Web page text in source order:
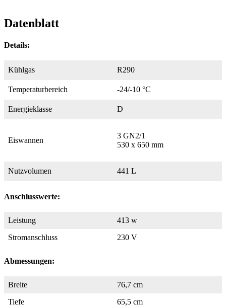
Datenblatt
Details:
Kühlgas R290
Temperaturbereich -24/-10 °C
Energieklasse D
Eiswannen
3 GN2/1
530 x 650 mm
Nutzvolumen 441 L
Anschlusswerte:
Leistung
413 w
Stromanschluss
230 V
Abmessungen:
Breite
76,7 cm
Tiefe
65,5 cm